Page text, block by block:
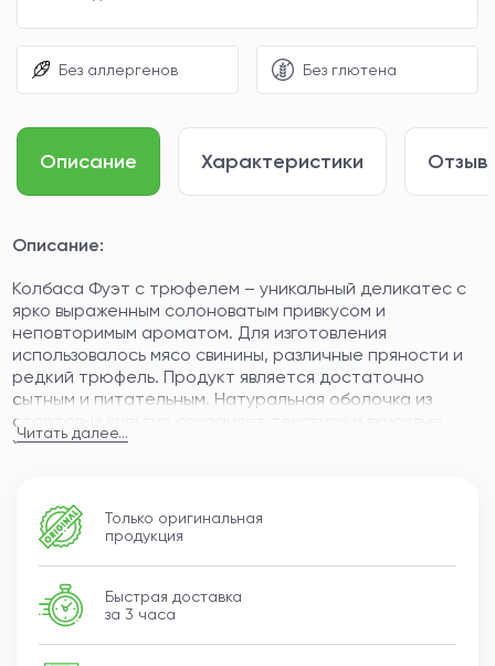
Без аллергенов Без глютена
Описание Характеристики
Описание:
Колбаса Фуэт с трюфелем – уникальный деликатес с
ярко выраженным солоноватым привкусом и
неповторимым ароматом. Для изготовления
использовалось мясо свинины, различные пряности и
редкий трюфель. Продукт является достаточно
сытным и питательным. Натуральная оболочка из
стартовых культур сохраняет текстуру и вкусовые
характеристики колбасы, делает ее еще аппетитнее.
Фуэт – традиционная закуска, которая часто
подается перед обедом. Для приготовления
используется натуральное мясо свиньи, которое
экзотический гриб трюфель, придающий продукту
ореховый аромат и необычный вкус.
Читать далее...
Только оригинальная
продукция
Быстрая доставка
за 3 часа